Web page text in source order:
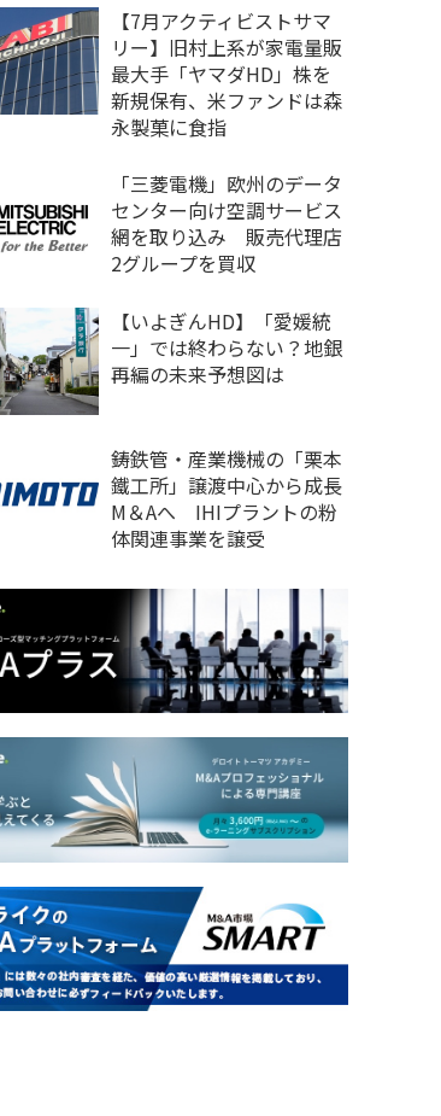
【7月アクティビストサマ
リー】旧村上系が家電量販
最大手「ヤマダHD」株を
新規保有、米ファンドは森
永製菓に食指
「三菱電機」欧州のデータ
センター向け空調サービス
網を取り込み 販売代理店
2グループを買収
【いよぎんHD】「愛媛統
一」では終わらない？地銀
再編の未来予想図は
鋳鉄管・産業機械の「栗本
鐵工所」譲渡中心から成長
M＆Aへ IHIプラントの粉
体関連事業を譲受